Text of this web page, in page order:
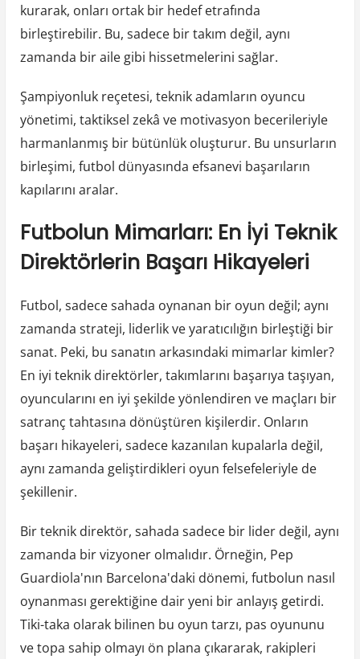
kurarak, onları ortak bir hedef etrafında
birleştirebilir. Bu, sadece bir takım değil, aynı
zamanda bir aile gibi hissetmelerini sağlar.
Şampiyonluk reçetesi, teknik adamların oyuncu
yönetimi, taktiksel zekâ ve motivasyon becerileriyle
harmanlanmış bir bütünlük oluşturur. Bu unsurların
birleşimi, futbol dünyasında efsanevi başarıların
kapılarını aralar.
Futbolun Mimarları: En İyi Teknik
Direktörlerin Başarı Hikayeleri
Futbol, sadece sahada oynanan bir oyun değil; aynı
zamanda strateji, liderlik ve yaratıcılığın birleştiği bir
sanat. Peki, bu sanatın arkasındaki mimarlar kimler?
En iyi teknik direktörler, takımlarını başarıya taşıyan,
oyuncularını en iyi şekilde yönlendiren ve maçları bir
satranç tahtasına dönüştüren kişilerdir. Onların
başarı hikayeleri, sadece kazanılan kupalarla değil,
aynı zamanda geliştirdikleri oyun felsefeleriyle de
şekillenir.
Bir teknik direktör, sahada sadece bir lider değil, aynı
zamanda bir vizyoner olmalıdır. Örneğin, Pep
Guardiola'nın Barcelona'daki dönemi, futbolun nasıl
oynanması gerektiğine dair yeni bir anlayış getirdi.
Tiki-taka olarak bilinen bu oyun tarzı, pas oyununu
ve topa sahip olmayı ön plana çıkararak, rakipleri